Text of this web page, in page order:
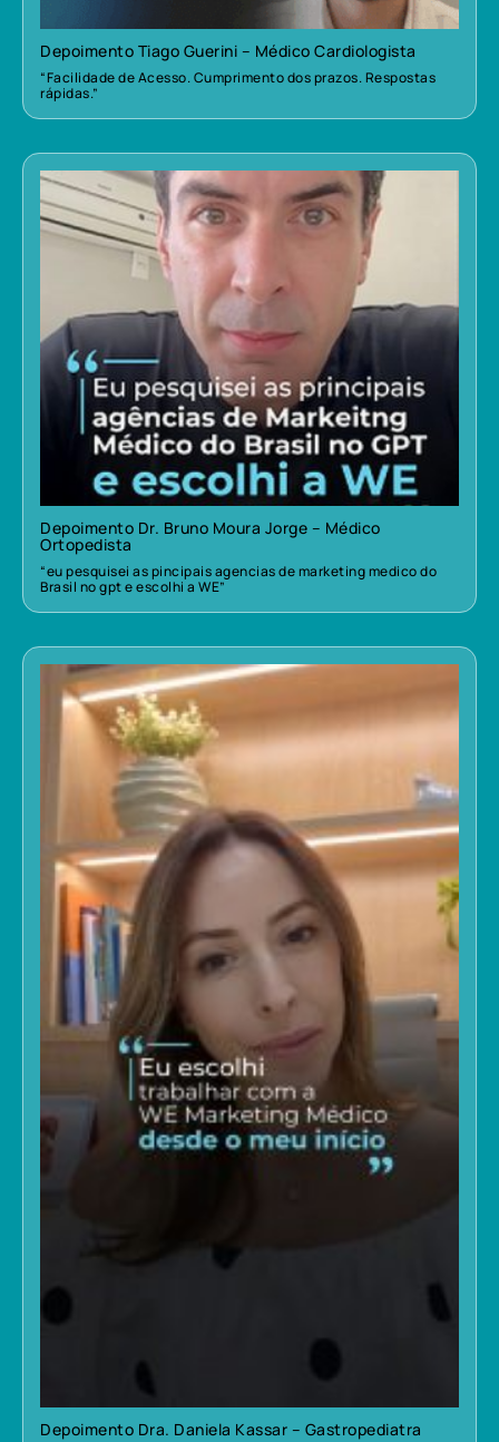
Depoimento Tiago Guerini – Médico Cardiologista
“Facilidade de Acesso. Cumprimento dos prazos. Respostas
rápidas.”
Depoimento Dr. Bruno Moura Jorge – Médico
Ortopedista
“eu pesquisei as pincipais agencias de marketing medico do
Brasil no gpt e escolhi a WE”
Depoimento Dra. Daniela Kassar – Gastropediatra